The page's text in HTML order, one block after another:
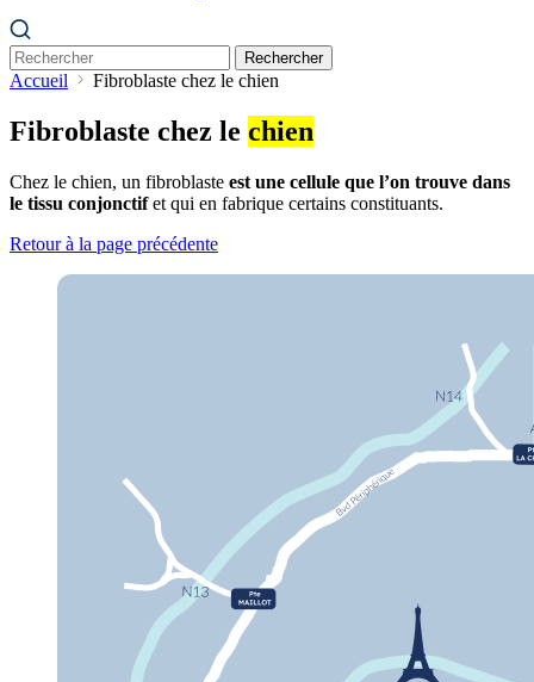
Rechercher
Accueil Fibroblaste chez le chien
Fibroblaste chez le chien
Chez le chien, un fibroblaste est une cellule que l’on trouve dans
le tissu conjonctifet qui en fabrique certains constituants.
Retour à la page précédente